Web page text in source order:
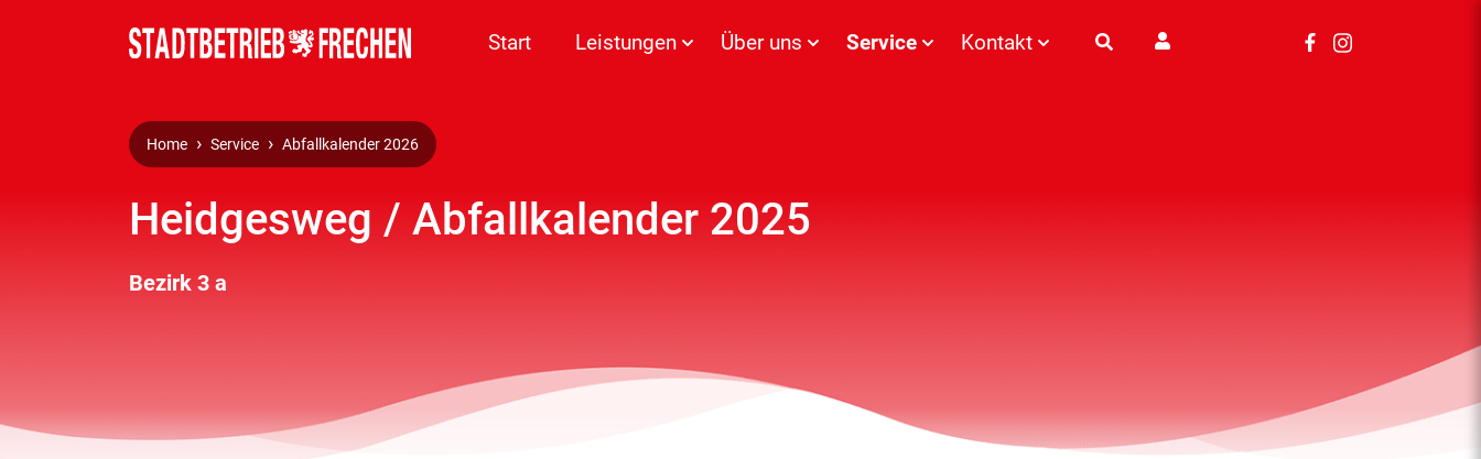
Start Leistungen Über uns Service Kontakt
Home Service Abfallkalender 2026
Heidgesweg / Abfallkalender 2025
Bezirk 3 a